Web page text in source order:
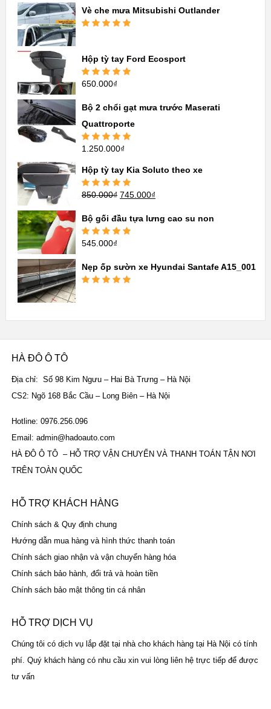
sao
Vè che mưa Mitsubishi Outlander
sao
Hộp tỳ tay Ford Ecosport
Được xếp
sao
650.000₫
Bộ 2 chổi gạt mưa trước Maserati
Quattroporte
Được xếp
sao
1.250.000₫
Hộp tỳ tay Kia Soluto theo xe
Được xếp
sao
850.000₫ 745.000₫
Bộ gối đầu tựa lưng cao su non
Được xếp
545.000₫
Nẹp ốp sườn xe Hyundai Santafe A15_001
HÀ ĐÔ Ô TÔ
Địa chỉ: Số 98 Kim Ngưu – Hai Bà Trưng – Hà Nội
CS2: Ngõ 168 Bắc Cầu – Long Biên – Hà Nội
Hotline: 0976.256.096
Email: admin@hadoauto.com
HÀ ĐÔ Ô TÔ – HỖ TRỢ VẬN CHUYỂN VÀ THANH TOÁN TẬN NƠI
TRÊN TOÀN QUỐC
HỖ TRỢ KHÁCH HÀNG
Chính sách & Quy định chung
Hướng dẫn mua hàng và hình thức thanh toán
Chính sách giao nhận và vận chuyển hàng hóa
Chính sách bảo hành, đổi trả và hoàn tiền
Chính sách bảo mật thông tin cá nhân
HỖ TRỢ DỊCH VỤ
Chúng tôi có dịch vụ lắp đặt tại nhà cho khách hàng tại Hà Nội có tính
phí. Quý khách hàng có nhu cầu xin vui lòng liên hệ trực tiếp để được
tư vấn